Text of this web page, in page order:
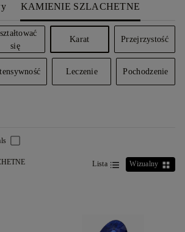
KAMIENIE SZLACHETNE
się
Karat Przejrzystość
Leczenie Pochodzenie
Lista Wizualny